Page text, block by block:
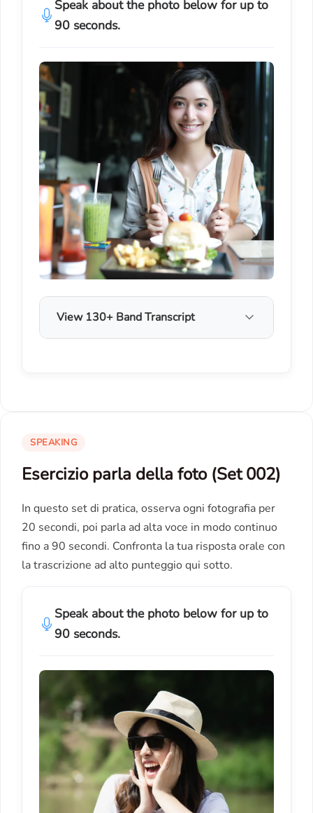
Speak about the photo below for up to
90 seconds.
View 130+ Band Transcript
SPEAKING
Esercizio parla della foto (Set 002)
In questo set di pratica, osserva ogni fotografia per
20 secondi, poi parla ad alta voce in modo continuo
fino a 90 secondi. Confronta la tua risposta orale con
la trascrizione ad alto punteggio qui sotto.
Speak about the photo below for up to
90 seconds.